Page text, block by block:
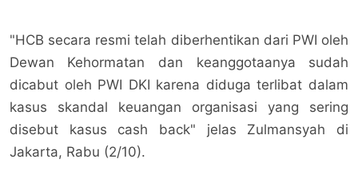
"HCB secara resmi telah diberhentikan dari PWI oleh
Dewan Kehormatan dan keanggotaanya sudah
dicabut oleh PWI DKI karena diduga terlibat dalam
kasus skandal keuangan organisasi yang sering
disebut kasus cash back" jelas Zulmansyah di
Jakarta, Rabu (2/10).